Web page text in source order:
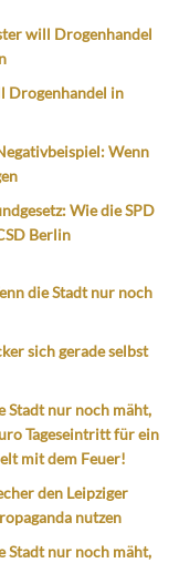
will Drogenhandel
Drogenhandel in
Wenn
Wie die SPD
Berlin
die Stadt nur noch
sich gerade selbst
Stadt nur noch mäht,
Tageseintritt für ein
mit dem Feuer!
den Leipziger
nutzen
Stadt nur noch mäht,